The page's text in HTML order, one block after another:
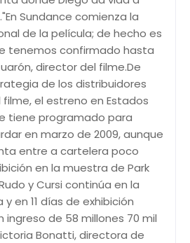
Sundance comienza la
de la película; de hecho es
tenemos confirmado hasta
director del filme.De
de los distribuidores
el estreno en Estados
tiene programado para
en marzo de 2009, aunque
entre a cartelera poco
en la muestra de Park
y Cursi continúa en la
en 11 días de exhibición
de 58 millones 70 mil
Bonatti, directora de